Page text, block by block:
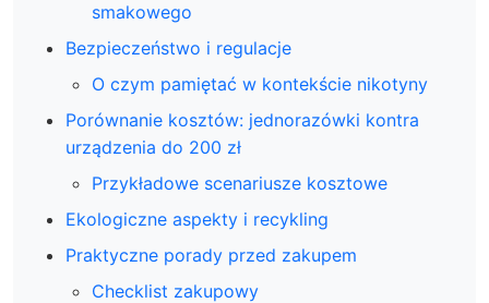
smakowego
Bezpieczeństwo i regulacje
O czym pamiętać w kontekście nikotyny
Porównanie kosztów: jednorazówki kontra
urządzenia do 200 zł
Przykładowe scenariusze kosztowe
Ekologiczne aspekty i recykling
Praktyczne porady przed zakupem
Checklist zakupowy